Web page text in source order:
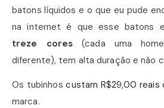
batons líquidos e o que eu pude
na internet é que esse batons
treze cores (cada uma
diferente), tem alta duração e não
Os tubinhoscustam R$29,00 reais
marca.